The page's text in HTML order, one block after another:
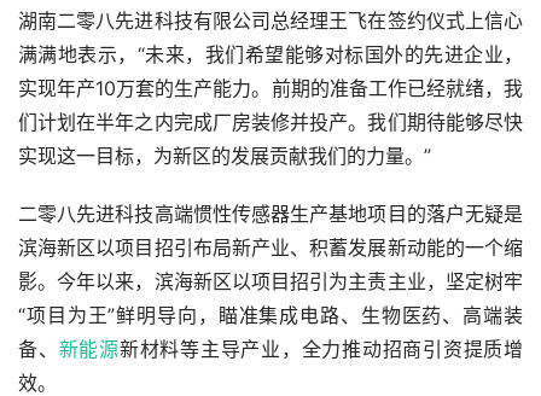
湖南二零八先进科技有限公司总经理王飞在签约仪式上信心
满满地表示，“未来，我们希望能够对标国外的先进企业，
实现年产10万套的生产能力。前期的准备工作已经就绪，我
们计划在半年之内完成厂房装修并投产。我们期待能够尽快
实现这一目标，为新区的发展贡献我们的力量。”
二零八先进科技高端惯性传感器生产基地项目的落户无疑是
滨海新区以项目招引布局新产业、积蓄发展新动能的一个缩
影。今年以来，滨海新区以项目招引为主责主业，坚定树牢
“项目为王”鲜明导向，瞄准集成电路、生物医药、高端装
备、 新能源新材料等主导产业，全力推动招商引资提质增
效。